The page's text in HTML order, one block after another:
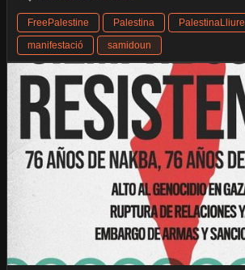
FreePalestine Palestina PalestinaLliure
manifestació
samidoun